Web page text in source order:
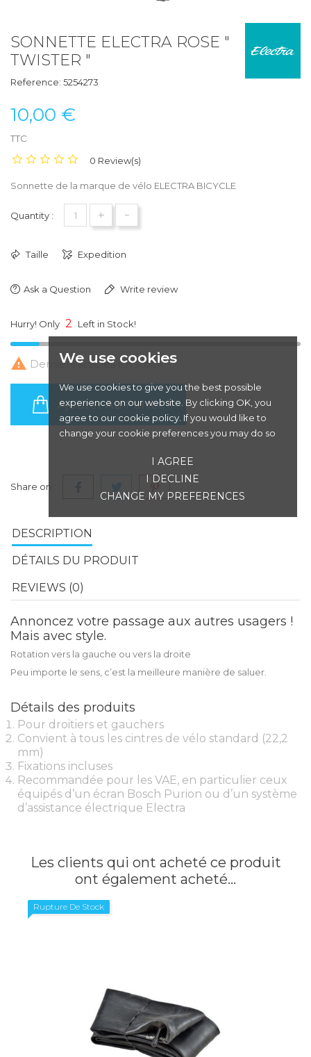
We use cookies
We use cookies to give you the best possible
experience on our website. By clicking OK, you
agree to our cookie policy. If you would like to
change your cookie preferences you may do so
I AGREE
I DECLINE
CHANGE MY PREFERENCES
SONNETTE ELECTRA ROSE "
TWISTER "
Reference: 5254273
10,00 €
TTC
0 Review(s)
Sonnette de la marque de vélo ELECTRA BICYCLE
Quantity : + -
Taille Expedition
Ask a Question Write review
Hurry! Only 2 Left in Stock!
 Derniers articles en stock
Ajouter Au Panier
Share on :
DESCRIPTION
DÉTAILS DU PRODUIT
REVIEWS (0)
Annoncez votre passage aux autres usagers !
Mais avec style.
Rotation vers la gauche ou vers la droite
Peu importe le sens, c’est la meilleure manière de saluer.
Détails des produits
Pour droitiers et gauchers
Convient à tous les cintres de vélo standard (22,2
mm)
Fixations incluses
Recommandée pour les VAE, en particulier ceux
équipés d’un écran Bosch Purion ou d’un système
d’assistance électrique Electra
Les clients qui ont acheté ce produit
ont également acheté...
Rupture De Stock